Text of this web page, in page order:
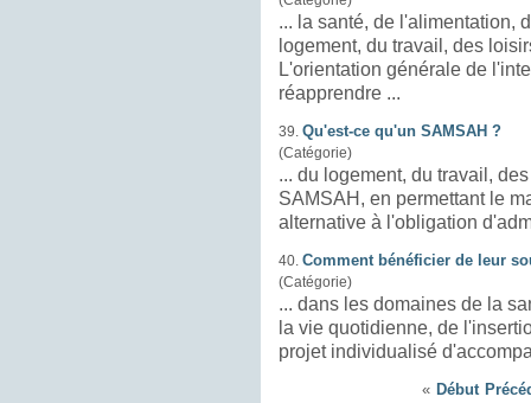
... la santé, de l'alimentation,
logement, du travail, des
L'orientation générale de
réapprendre ...
39. Qu'est-ce qu'un SAMSAH ?
(Catégorie)
... du logement, du travail, des
SAMSAH, en permettant le
40. Comment bénéficier de leur
(Catégorie)
... dans les domaines de la
la vie quotidienne, de l'insertion
projet individualisé
« Début